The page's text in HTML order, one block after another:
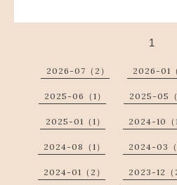
1
2026-07（2） 2026-01（
2025-06（1） 2025-05（
2025-01（1） 2024-10（1
2024-08（1） 2024-03（
2024-01（2） 2023-12（